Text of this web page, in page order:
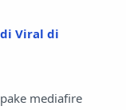
Viral di
mediafire